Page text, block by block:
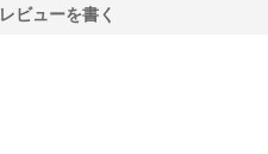
レビューを書く